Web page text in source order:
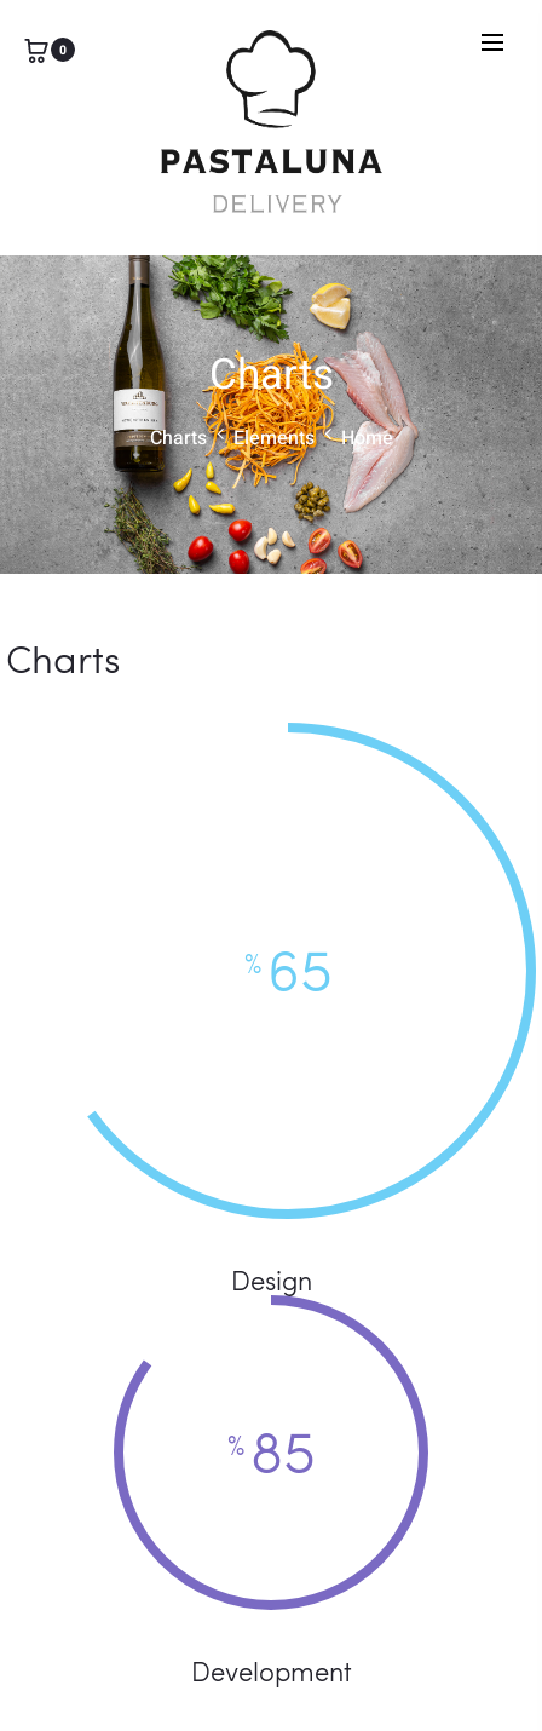
0
Charts
Home
Elements
Charts
Charts
%65
Design
% 85
Development